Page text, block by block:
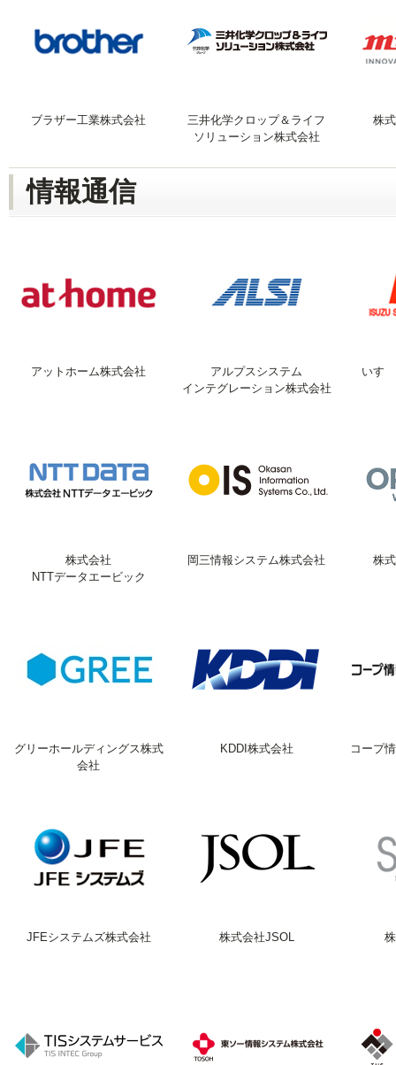
ブラザー工業株式会社
三井化学クロップ＆ライフ
ソリューション株式会社
株
情報通信
アットホーム株式会社
アルプスシステム
インテグレーション株式会社
いす
株式会社
NTTデータエービック
岡三情報システム株式会社 株
グリーホールディングス株式
会社
KDDI株式会社 コープ
JFEシステムズ株式会社 株式会社JSOL